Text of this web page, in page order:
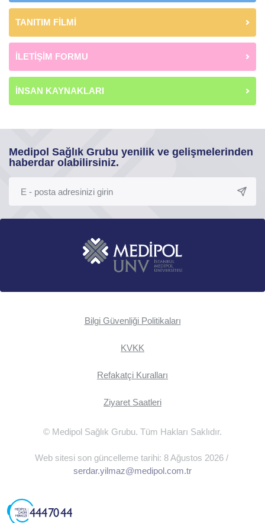
TANITIM FİLMİ
İLETİŞİM FORMU
İNSAN KAYNAKLARI
Medipol Sağlık Grubu yenilik ve gelişmelerinden
haberdar olabilirsiniz.
Bilgi Güvenliği Politikaları
KVKK
Refakatçi Kuralları
Ziyaret Saatleri
© Medipol Sağlık Grubu. Tüm Hakları Saklıdır.
Web sitesi son güncelleme tarihi: 8 Ağustos 2026 /
serdar.yilmaz@medipol.com.tr